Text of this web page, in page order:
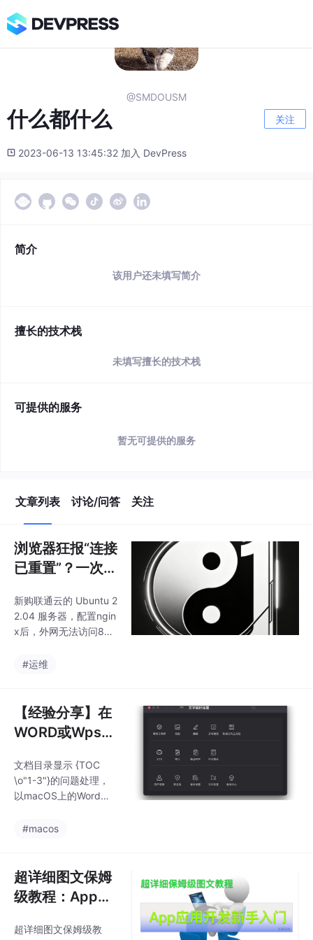
@SMDOUSM
什么都什么 关注
2023-06-13 13:45:32 加入 DevPress
简介
该用户还未填写简介
擅长的技术栈
未填写擅长的技术栈
可提供的服务
暂无可提供的服务
文章列表 讨论/问答 关注
浏览器狂报“连接
已重置”？一次云
案”实录
新购联通云的 Ubuntu 2
2.04 服务器，配置ngin
x后，外网无法访问80
#运维
【经验分享】在
WORD或Wps软
显示｛TOC\o“1
-3“} 的问题处理
文档目录显示 {TOC
\o"1-3"}的问题处理，
以macOS上的Word和
#macos
超详细图文保姆
级教程：App开
（一）
超详细图文保姆级教